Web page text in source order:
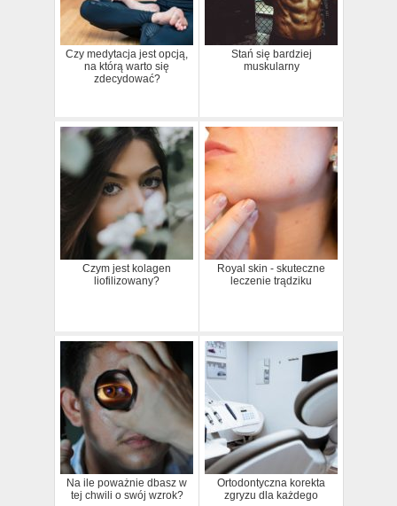
Czy medytacja jest opcją,
na którą warto się
zdecydować?
Stań się bardziej
muskularny
Czym jest kolagen
liofilizowany?
Royal skin - skuteczne
leczenie trądziku
Na ile poważnie dbasz w
tej chwili o swój wzrok?
Ortodontyczna korekta
zgryzu dla każdego